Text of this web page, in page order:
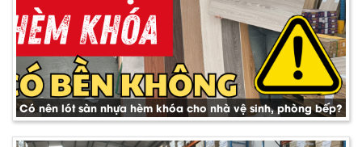
Có nên lót sàn nhựa hèm khóa cho nhà vệ sinh, phòng bếp?